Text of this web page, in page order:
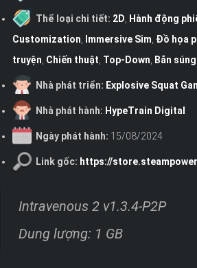
Thể loại chi tiết: 2D, Hành động
Customization, Immersive Sim, Đồ họa
truyện, Chiến thuật, Top-Down, Bắn
Nhà phát triển: Explosive Squat
Nhà phát hành: HypeTrain Digital
Ngày phát hành: 15/08/2024
Link gốc: https://
Intravenous 2 v1.3.4-P2P
Dung lượng: 1 GB